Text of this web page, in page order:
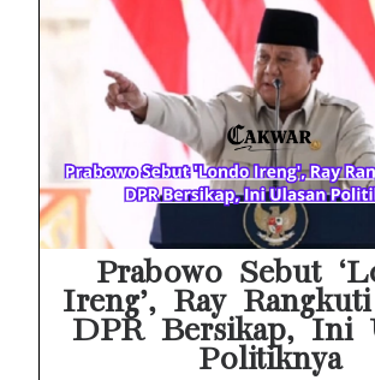
Prabowo Sebut
Ireng’, Ray
DPR Bersikap, Ini
Politiknya